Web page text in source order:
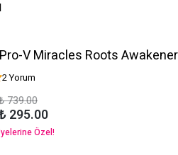
V Miracles Roots
2 Yorum
739.00
₺ 295.00
Özel!